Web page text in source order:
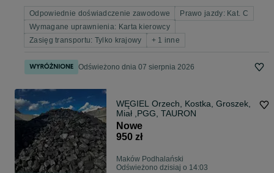
Odpowiednie doświadczenie zawodowe
Prawo jazdy: Kat. C
Wymagane uprawnienia: Karta kierowcy
Zasięg transportu: Tylko krajowy
+ 1 inne
Odświeżono dnia 07 sierpnia 2026
WĘGIEL Orzech, Kostka, Groszek,
Miał ,PGG, TAURON
Nowe
950 zł
Maków Podhalański
Odświeżono dzisiaj o 14:03